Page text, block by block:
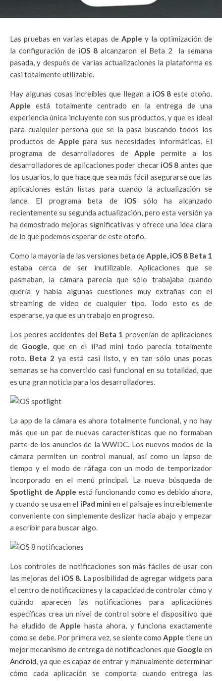
Las pruebas en varias etapas de Apple y la optimización de
la configuración de iOS 8 alcanzaron el Beta 2 la semana
pasada, y después de varias actualizaciones la plataforma es
casi totalmente utilizable.
Hay algunas cosas increíbles que llegan a iOS 8 este otoño.
Apple está totalmente centrado en la entrega de una
experiencia única incluyente con sus productos, y que es ideal
para cualquier persona que se la pasa buscando todos los
productos de Apple para sus necesidades informáticas. El
programa de desarrolladores de Apple permite a los
desarrolladores de aplicaciones poder checar iOS 8 antes que
los usuarios, lo que hace que sea más fácil asegurarse que las
aplicaciones están listas para cuando la actualización se
lance. El programa beta de iOSsólo ha alcanzado
recientemente su segunda actualización, pero esta versión ya
ha demostrado mejoras significativas y ofrece una idea clara
de lo que podemos esperar de este otoño.
Como la mayoría de las versiones beta deApple, iOS 8 Beta 1
estaba cerca de ser inutilizable. Aplicaciones que se
pasmaban, la cámara parecía que sólo trabajaba cuando
quería y había algunas cuestiones muy extrañas con el
streaming de video de cualquier tipo. Todo esto es de
esperarse, ya que es un trabajo en progreso.
Los peores accidentes del Beta 1 provenían de aplicaciones
de Google, que en el iPad mini todo parecía totalmente
roto. Beta 2 ya está casi listo, y en tan sólo unas pocas
semanas se ha convertido casi funcional en su totalidad, que
es una gran noticia para los desarrolladores.
La app de la cámara es ahora totalmente funcional, y no hay
más que un par de nuevas características que no formaban
parte de los anuncios de la WWDC. Los nuevos modos de la
cámara permiten un control manual, así como un lapso de
tiempo y el modo de ráfaga con un modo de temporizador
incorporado en el menú principal. La nueva búsqueda de
Spotlight de Apple está funcionando como es debido ahora,
y cuando se usa en el iPad mini en el paisaje es increíblemente
conveniente con simplemente deslizar hacia abajo y empezar
a escribir para buscar algo.
Los controles de notificaciones son más fáciles de usar con
las mejoras del iOS 8.La posibilidad de agregar widgets para
el centro de notificaciones y la capacidad de controlar cómo y
cuándo aparecen las notificaciones para aplicaciones
específicas crea un nivel de control sobre el dispositivo que
ha eludido deApple hasta ahora, y funciona exactamente
como se debe. Por primera vez, se siente comoApple tiene un
mejor mecanismo de entrega de notificaciones que Google en
Android, ya que es capaz de entrar y manualmente determinar
cómo cada aplicación se comporta cuando entrega las